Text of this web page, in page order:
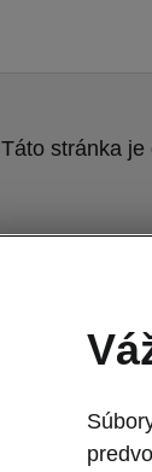
Táto stránka je